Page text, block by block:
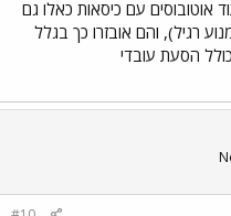
אוטובוסים עם כיסאות כאלו גם
רגיל), והם אובזרו כך בגלל
הסעת עובדי